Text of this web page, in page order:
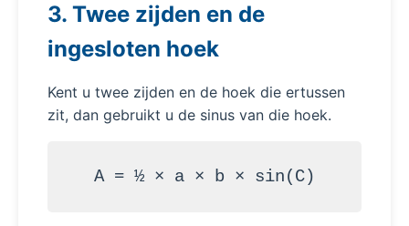
3. Twee zijden en de
ingesloten hoek
Kent u twee zijden en de hoek die ertussen
zit, dan gebruikt u de sinus van die hoek.
A = ½ × a × b × sin(C)